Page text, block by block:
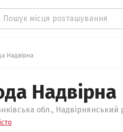
Надвірна
Надвірна
обл., Надвірнянський